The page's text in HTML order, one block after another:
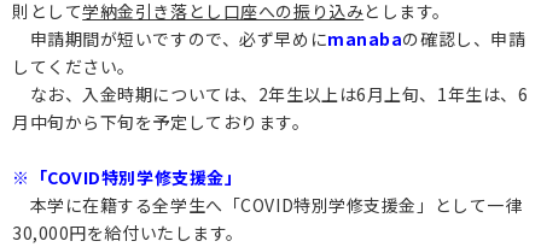
卒業生の方へ
企業の方へ
地域・一般の方へ
則として学納金引き落とし口座への振り込みとします。
申請期間が短いですので、必ず早めにmanabaの確認し、申請
してください。
なお、入金時期については、2年生以上は6月上旬、1年生は、6
月中旬から下旬を予定しております。
※「COVID特別学修支援金」
本学に在籍する全学生へ「COVID特別学修支援金」として一律
30,000円を給付いたします。